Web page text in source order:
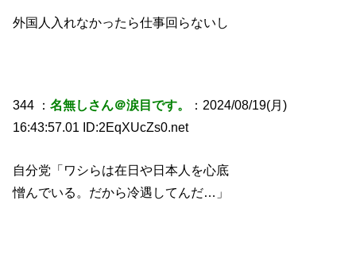
外国人入れなかったら仕事回らないし
344 ：名無しさん＠涙目です。
：2024/08/19(月)
16:43:57.01 ID:2EqXUcZs0.net
自分党「ワシらは在日や日本人を心底
憎んでいる。だから冷遇してんだ…」